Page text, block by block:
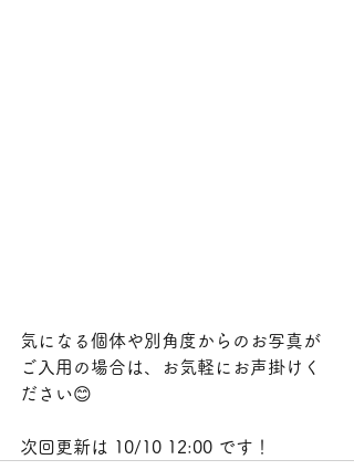
気になる個体や別角度からのお写真が
ご入用の場合は、お気軽にお声掛けく
ださい😊
次回更新は 10/10 12:00 です！